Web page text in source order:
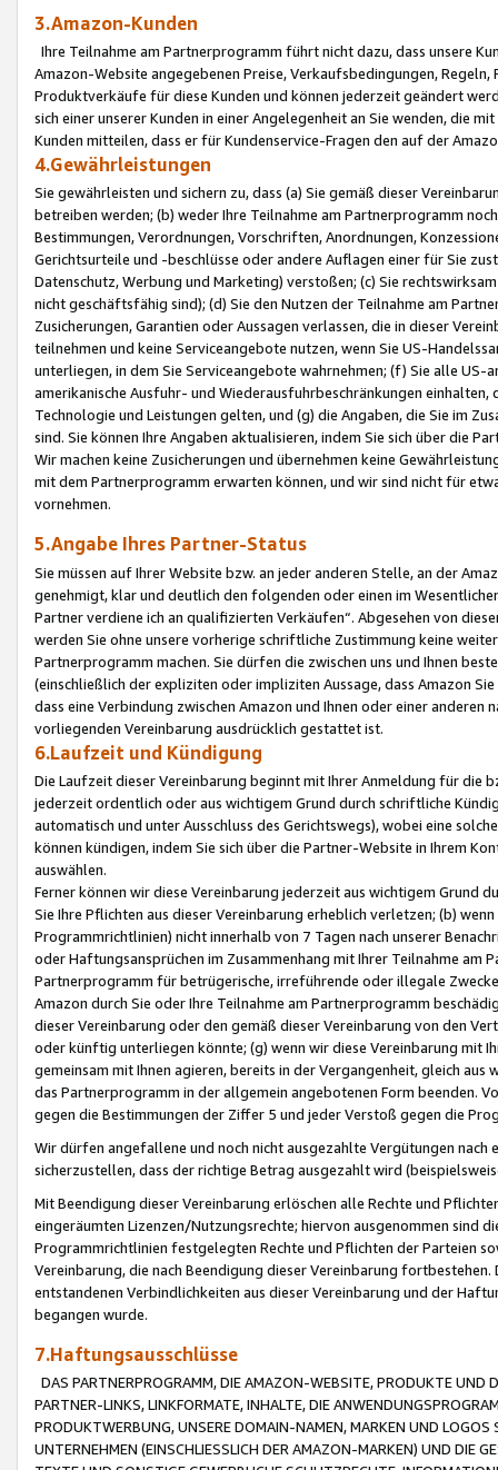
3.Amazon-Kunden
Ihre Teilnahme am Partnerprogramm führt nicht dazu, dass unsere
Amazon-Website angegebenen Preise, Verkaufsbedingungen,
Produktverkäufe für diese Kunden und können jederzeit geändert
sich einer unserer Kunden in einer Angelegenheit an Sie wenden, die
Kunden mitteilen, dass er für Kundenservice-Fragen den auf der
4.Gewährleistungen
Sie gewährleisten und sichern zu, dass (a) Sie gemäß dieser
betreiben werden; (b) weder Ihre Teilnahme am Partnerprogramm
Bestimmungen, Verordnungen, Vorschriften, Anordnungen,
Gerichtsurteile und -beschlüsse oder andere Auflagen einer für Sie
Datenschutz, Werbung und Marketing) verstoßen; (c) Sie
nicht geschäftsfähig sind); (d) Sie den Nutzen der Teilnahme am
Zusicherungen, Garantien oder Aussagen verlassen, die in dieser
teilnehmen und keine Serviceangebote nutzen, wenn Sie US-
unterliegen, in dem Sie Serviceangebote wahrnehmen; (f) Sie alle
amerikanische Ausfuhr- und Wiederausfuhrbeschränkungen
Technologie und Leistungen gelten, und (g) die Angaben, die Sie im
sind. Sie können Ihre Angaben aktualisieren, indem Sie sich über die
Wir machen keine Zusicherungen und übernehmen keine
mit dem Partnerprogramm erwarten können, und wir sind nicht für
vornehmen.
5.Angabe Ihres Partner-Status
Sie müssen auf Ihrer Website bzw. an jeder anderen Stelle, an der
genehmigt, klar und deutlich den folgenden oder einen im
Partner verdiene ich an qualifizierten Verkäufen“. Abgesehen von
werden Sie ohne unsere vorherige schriftliche Zustimmung keine
Partnerprogramm machen. Sie dürfen die zwischen uns und Ihnen
(einschließlich der expliziten oder impliziten Aussage, dass Amazon
dass eine Verbindung zwischen Amazon und Ihnen oder einer
vorliegenden Vereinbarung ausdrücklich gestattet ist.
6.Laufzeit und Kündigung
Die Laufzeit dieser Vereinbarung beginnt mit Ihrer Anmeldung für die
jederzeit ordentlich oder aus wichtigem Grund durch schriftliche
automatisch und unter Ausschluss des Gerichtswegs), wobei eine
können kündigen, indem Sie sich über die Partner-Website in Ihrem
auswählen.
Ferner können wir diese Vereinbarung jederzeit aus wichtigem Grund
Sie Ihre Pflichten aus dieser Vereinbarung erheblich verletzen; (b)
Programmrichtlinien) nicht innerhalb von 7 Tagen nach unserer
oder Haftungsansprüchen im Zusammenhang mit Ihrer Teilnahme am
Partnerprogramm für betrügerische, irreführende oder illegale
Amazon durch Sie oder Ihre Teilnahme am Partnerprogramm
dieser Vereinbarung oder den gemäß dieser Vereinbarung von den
oder künftig unterliegen könnte; (g) wenn wir diese Vereinbarung mit
gemeinsam mit Ihnen agieren, bereits in der Vergangenheit, gleich
das Partnerprogramm in der allgemein angebotenen Form beenden.
gegen die Bestimmungen der Ziffer 5 und jeder Verstoß gegen die
Wir dürfen angefallene und noch nicht ausgezahlte Vergütungen
sicherzustellen, dass der richtige Betrag ausgezahlt wird
Mit Beendigung dieser Vereinbarung erlöschen alle Rechte und
eingeräumten Lizenzen/Nutzungsrechte; hiervon ausgenommen sind
Programmrichtlinien festgelegten Rechte und Pflichten der Parteien
Vereinbarung, die nach Beendigung dieser Vereinbarung
entstandenen Verbindlichkeiten aus dieser Vereinbarung und der
begangen wurde.
7.Haftungsausschlüsse
DAS PARTNERPROGRAMM, DIE AMAZON-WEBSITE, PRODUKTE UND
PARTNER-LINKS, LINKFORMATE, INHALTE, DIE
PRODUKTWERBUNG, UNSERE DOMAIN-NAMEN, MARKEN UND
UNTERNEHMEN (EINSCHLIESSLICH DER AMAZON-MARKEN) UND DIE